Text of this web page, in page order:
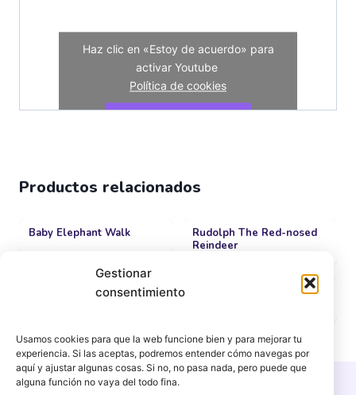
Gestionar
consentimiento
Usamos cookies para que la web funcione bien y para mejorar tu
experiencia. Si las aceptas, podremos entender cómo navegas por
aquí y ajustar algunas cosas. Si no, no pasa nada, pero puede que
alguna función no vaya del todo fina.
Haz clic en «Estoy de acuerdo» para
activar Youtube
Política de cookies
Productos relacionados
Baby Elephant Walk
Rudolph The Red-nosed
Reindeer
Golden - Kpop Demon